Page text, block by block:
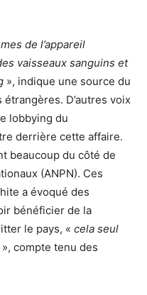
de l’appareil
vaisseaux sanguins et
», indique une source du
D’autres voix
lobbying du
derrière cette affaire.
beaucoup du côté de
(ANPN). Ces
a évoqué des
bénéficier de la
le pays, « cela seul
», compte tenu des